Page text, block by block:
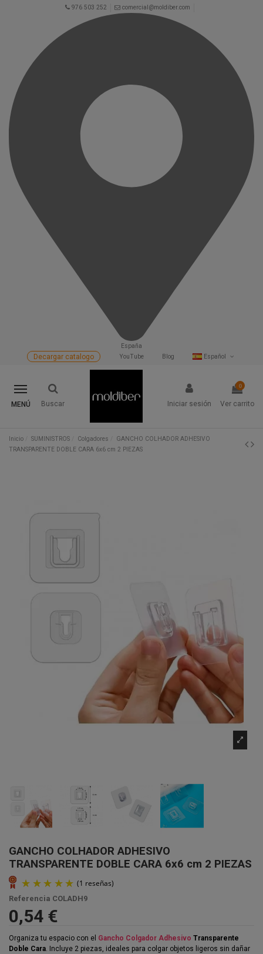
976 503 252 comercial@moldiber.com
España
Español
Blog
YouTube
Decargar catalogo
MENÚ Buscar Iniciar sesión
0
Ver carrito
Inicio SUMINISTROS Colgadores
GANCHO COLHADOR ADHESIVO
TRANSPARENTE DOBLE CARA 6x6 cm 2 PIEZAS
GANCHO COLHADOR ADHESIVO
TRANSPARENTE DOBLE CARA 6x6 cm 2 PIEZAS
Referencia COLADH9
0,54 €
Organiza tu espacio con el Gancho Colgador Adhesivo Transparente
Doble Cara. Incluye 2 piezas, ideales para colgar objetos ligeros sin dañar